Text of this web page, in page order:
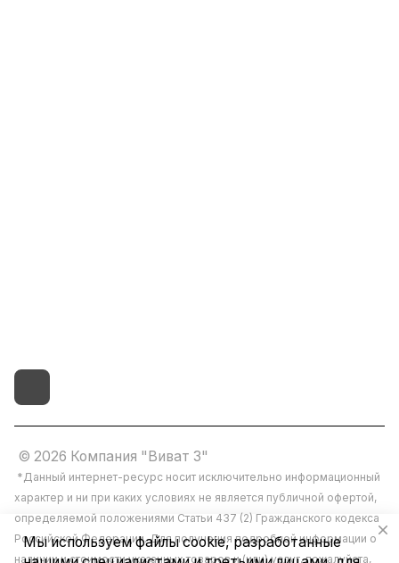
© 2026 Компания "Виват 3"
*Данный интернет-ресурс носит исключительно информационный
характер и ни при каких условиях не является публичной офертой,
определяемой положениями Статьи 437 (2) Гражданского кодекса
Российской Федерации. Для получения подробной информации о
наличии и стоимости указанных товаров и (или) услуг, пожалуйста,
Мы используем файлы cookie, разработанные